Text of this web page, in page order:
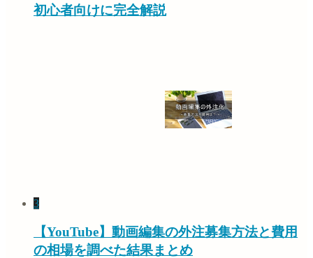
初心者向けに完全解説
3
【YouTube】動画編集の外注募集方法と費用
の相場を調べた結果まとめ